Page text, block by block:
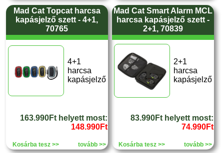
Mad Cat Topcat harcsa
kapásjelző szett - 4+1,
70765
4+1
harcsa
kapásjelző
163.990Ft helyett most:
148.990Ft
Kosárba tesz >> tovább >>
Mad Cat Smart Alarm MCL
harcsa kapásjelző szett -
2+1, 70839
2+1
harcsa
kapásjelző
83.990Ft helyett most:
74.990Ft
Kosárba tesz >> tovább >>